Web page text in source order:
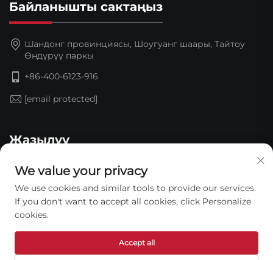
Байланышты сактаңыз
Шандонг провинциясы, Шоугуанг шаары, Тайтоу
Өндүрүү паркы
+86-400-6123-916
[email protected]
Жазылуу
Copyright © 2026 Shandong Jinding Waterproof
Technology Co., Ltd. Бардык укуктар камсыздалган. —
We value your privacy
We use cookies and similar tools to provide our services.
If you don't want to accept all cookies, click Personalize
cookies.
Accept all